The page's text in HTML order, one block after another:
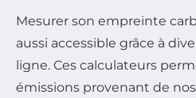
Mesurer son empreinte
aussi accessible grâce à
ligne. Ces calculateurs
émissions provenant de